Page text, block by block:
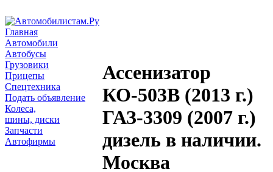
Главная
Автомобили
Автобусы
Грузовики
Прицепы
Спецтехника
Подать объявление
Колеса,
шины, диски
Запчасти
Автофирмы
Ассенизатор
КО-503В (2013 г.)
ГАЗ-3309 (2007 г.)
дизель в наличии.
Москва